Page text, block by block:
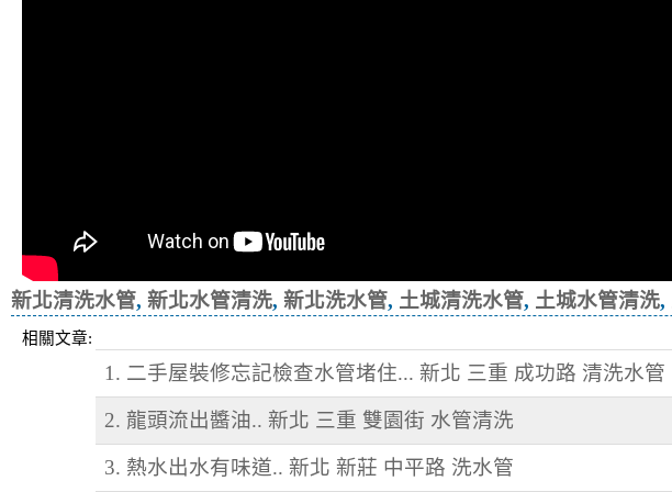
新北清洗水管, 新北水管清洗, 新北洗水管, 土城清洗水管, 土城水管清洗,
相關文章:
1. 二手屋裝修忘記檢查水管堵住... 新北 三重 成功路 清洗水管
2. 龍頭流出醬油.. 新北 三重 雙園街 水管清洗
3. 熱水出水有味道.. 新北 新莊 中平路 洗水管